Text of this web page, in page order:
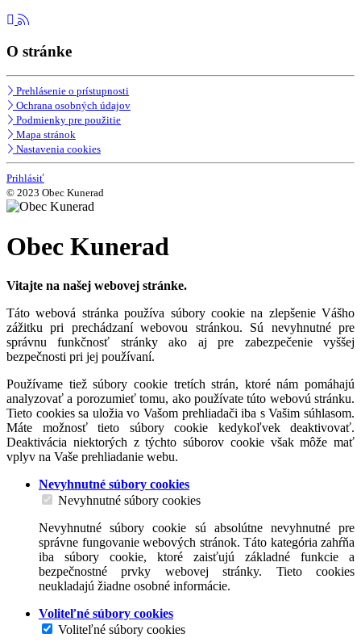
O stránke
Prehlásenie o prístupnosti
Ochrana osobných údajov
Podmienky pre použitie
Mapa stránok
Nastavenia cookies
Prihlásiť
© 2023 Obec Kunerad
Obec Kunerad
Vitajte na našej webovej stránke.
Táto webová stránka používa súbory cookie na zlepšenie Vášho
zážitku pri prechádzaní webovou stránkou. Sú nevyhnutné pre
správnu funkčnosť stránky ako aj pre zabezpečenie vyššej
bezpečnosti pri jej používaní.
Používame tiež súbory cookie tretích strán, ktoré nám pomáhajú
analyzovať a porozumieť tomu, ako používate túto webovú stránku.
Tieto cookies sa uložia vo Vašom prehliadači iba s Vašim súhlasom.
Máte možnosť tieto súbory cookie kedykoľvek deaktivovať.
Deaktivácia niektorých z týchto súborov cookie však môže mať
vplyv na Vaše prehliadanie webu.
Nevyhnutné súbory cookies
Nevyhnutné súbory cookies
Nevyhnutné súbory cookie sú absolútne nevyhnutné pre
správne fungovanie webových stránok. Táto kategória zahŕňa
iba súbory cookie, ktoré zaisťujú základné funkcie a
bezpečnostné prvky webovej stránky. Tieto cookies
neukladajú žiadne osobné informácie.
Voliteľné súbory cookies
Voliteľné súbory cookies